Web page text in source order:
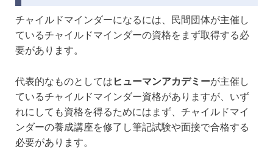
チャイルドマインダーになるには、民間団体が主催し
ているチャイルドマインダーの資格をまず取得する必
要があります。
代表的なものとしては ヒューマンアカデミーが主催し
ているチャイルドマインダー資格がありますが、いず
れにしても資格を得るためにはまず、チャイルドマイ
ンダーの養成講座を修了し筆記試験や面接で合格する
必要があります。